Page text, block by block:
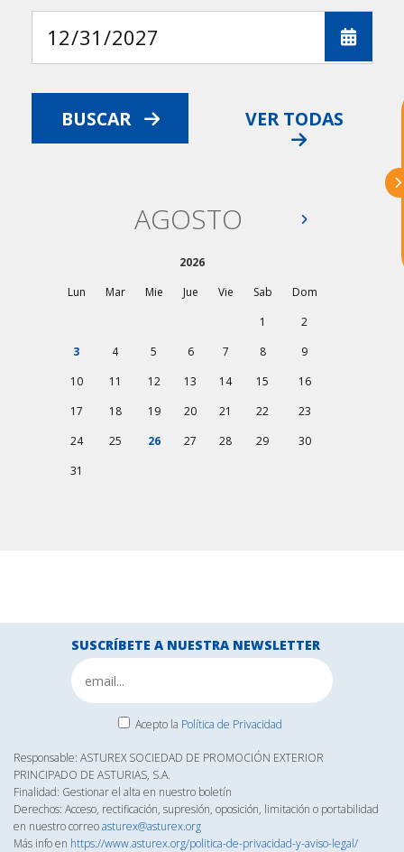
BUSCAR VER TODAS
AGOSTO
2026
Lun
Mar Mie Jue Vie Sab
Dom
1
2
3
4 5 6 7 8
9
10
11 12 13 14 15
16
17
18 19 20 21 22
23
24
25 26 27 28 29
30
31
SUSCRÍBETE A NUESTRA NEWSLETTER
Acepto la Política de Privacidad
Responsable: ASTUREX SOCIEDAD DE PROMOCIÓN EXTERIOR
PRINCIPADO DE ASTURIAS, S.A.
Finalidad: Gestionar el alta en nuestro boletín
Derechos: Acceso, rectificación, supresión, oposición, limitación o portabilidad
en nuestro correoasturex@asturex.org
Más info en https://www.asturex.org/politica-de-privacidad-y-aviso-legal/
astu
exportar importa
eventos y actividades que lleva a cabo
Al continuar con la Conversación,
aceptas nuestrapolítica de privacidad